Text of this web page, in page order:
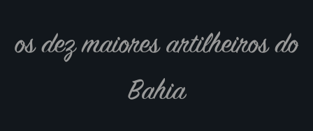
os dez maiores artilheiros do
Bahia